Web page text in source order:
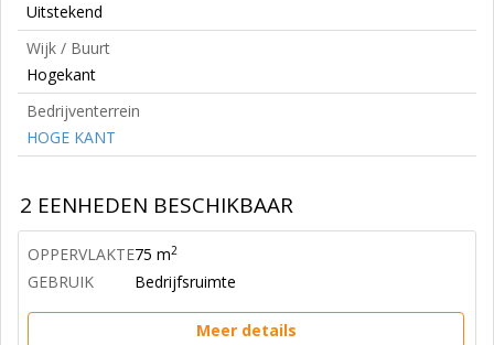
Uitstekend
Wijk / Buurt
Hogekant
Bedrijventerrein
HOGE KANT
2 EENHEDEN BESCHIKBAAR
OPPERVLAKTE75 m2
GEBRUIK Bedrijfsruimte
Meer details